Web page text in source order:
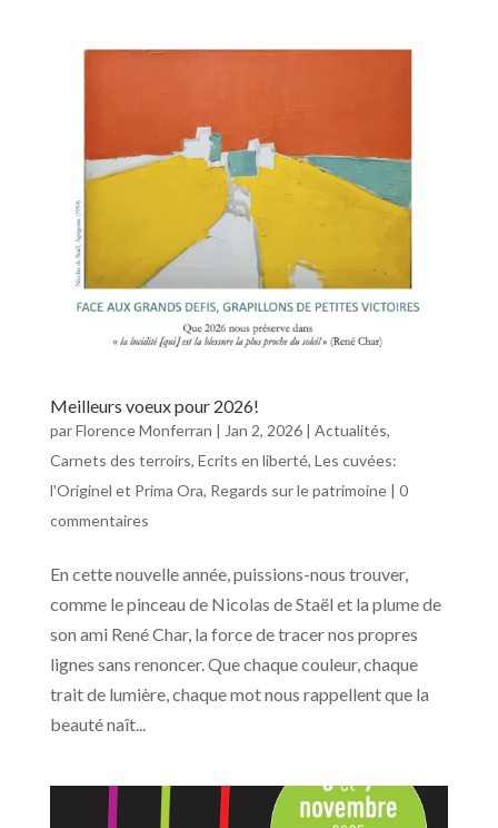
Meilleurs voeux pour 2026!
parFlorence Monferran | Jan 2, 2026| Actualités,
Carnets des terroirs, Ecrits en liberté, Les cuvées:
l'Originel et Prima Ora, Regards sur le patrimoine| 0
commentaires
En cette nouvelle année, puissions-nous trouver,
comme le pinceau de Nicolas de Staël et la plume de
son ami René Char, la force de tracer nos propres
lignes sans renoncer. Que chaque couleur, chaque
trait de lumière, chaque mot nous rappellent que la
beauté naît...